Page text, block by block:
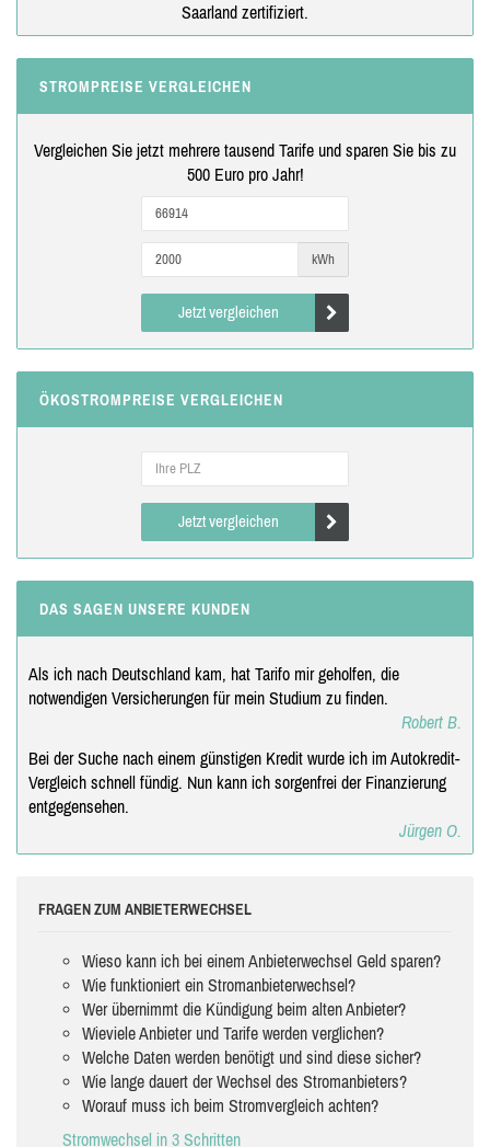
Saarland zertifiziert.
STROMPREISE VERGLEICHEN
Vergleichen Sie jetzt mehrere tausend Tarife und sparen Sie bis zu
500 Euro pro Jahr!
kWh
Jetzt vergleichen
ÖKOSTROMPREISE VERGLEICHEN
Jetzt vergleichen
DAS SAGEN UNSERE KUNDEN
Als ich nach Deutschland kam, hat Tarifo mir geholfen, die
notwendigen Versicherungen für mein Studium zu finden.
Robert B.
Bei der Suche nach einem günstigen Kredit wurde ich im Autokredit-
Vergleich schnell fündig. Nun kann ich sorgenfrei der Finanzierung
entgegensehen.
Jürgen O.
FRAGEN ZUM ANBIETERWECHSEL
Wieso kann ich bei einem Anbieterwechsel Geld sparen?
Wie funktioniert ein Stromanbieterwechsel?
Wer übernimmt die Kündigung beim alten Anbieter?
Wieviele Anbieter und Tarife werden verglichen?
Welche Daten werden benötigt und sind diese sicher?
Wie lange dauert der Wechsel des Stromanbieters?
Worauf muss ich beim Stromvergleich achten?
Stromwechsel in 3 Schritten